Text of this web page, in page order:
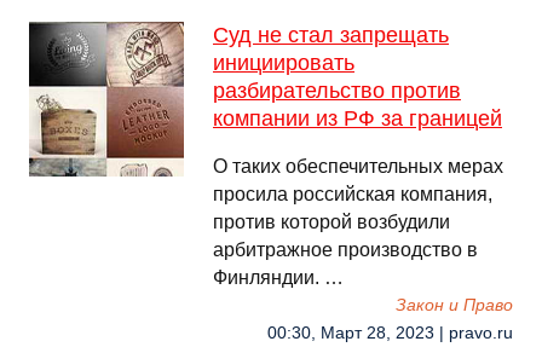
Суд не стал запрещать
инициировать
разбирательство против
компании из РФ за границей
О таких обеспечительных мерах
просила российская компания,
против которой возбудили
арбитражное производство в
Финляндии. …
Закон и Право
00:30, Март 28, 2023 | pravo.ru